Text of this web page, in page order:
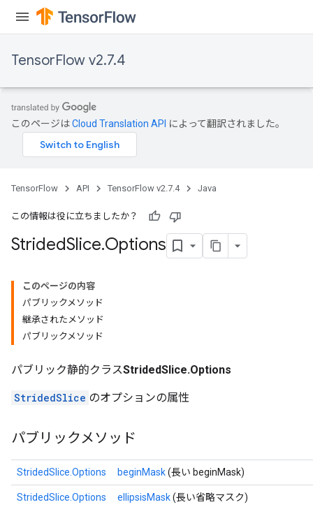
TensorFlow v2.7.4
このページはCloud Translation API によって翻訳されました。
TensorFlow API TensorFlow v2.7.4 Java
この情報は役に立ちましたか？
StridedSlice.Options
このページの内容
パブリックメソッド
継承されたメソッド
パブリックメソッド
パブリック静的クラスStridedSlice.Options
StridedSlice のオプションの属性
パブリックメソッド
StridedSlice.Options beginMask(長い beginMask)
StridedSlice.Options ellipsisMask(長い省略マスク)